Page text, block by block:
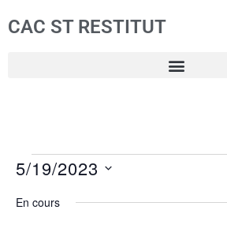
CAC ST RESTITUT
5/19/2023
En cours